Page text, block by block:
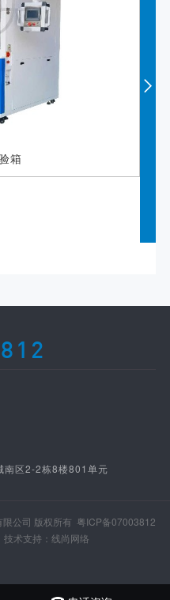
箱
南区2-2栋8楼801单元
公司 版权所有 粤ICP备07003812
技术支持：线尚网络